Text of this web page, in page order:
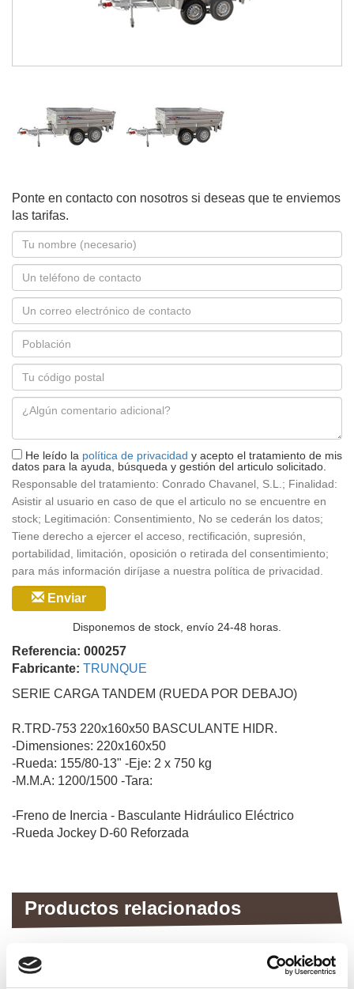
Ponte en contacto con nosotros si deseas que te enviemos
las tarifas.
Nombre
*
Teléfono
Correo
electrónico
Población
Código
postal
Mensaje
He leído la política de privacidad y acepto el tratamiento de mis
datos para la ayuda, búsqueda y gestión del articulo solicitado.
Responsable del tratamiento: Conrado Chavanel, S.L.; Finalidad:
Asistir al usuario en caso de que el articulo no se encuentre en
stock; Legitimación: Consentimiento, No se cederán los datos;
Tiene derecho a ejercer el acceso, rectificación, supresión,
portabilidad, limitación, oposición o retirada del consentimiento;
para más información diríjase a nuestra política de privacidad.
Enviar
Disponemos de stock, envío 24-48 horas.
Referencia: 000257
Fabricante: TRUNQUE
SERIE CARGA TANDEM (RUEDA POR DEBAJO)
R.TRD-753 220x160x50 BASCULANTE HIDR.
-Dimensiones: 220x160x50
-Rueda: 155/80-13" -Eje: 2 x 750 kg
-M.M.A: 1200/1500 -Tara:
-Freno de Inercia - Basculante Hidráulico Eléctrico
-Rueda Jockey D-60 Reforzada
Productos relacionados